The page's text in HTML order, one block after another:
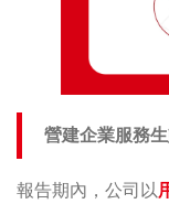
營建企業服務
報告期內，公司以